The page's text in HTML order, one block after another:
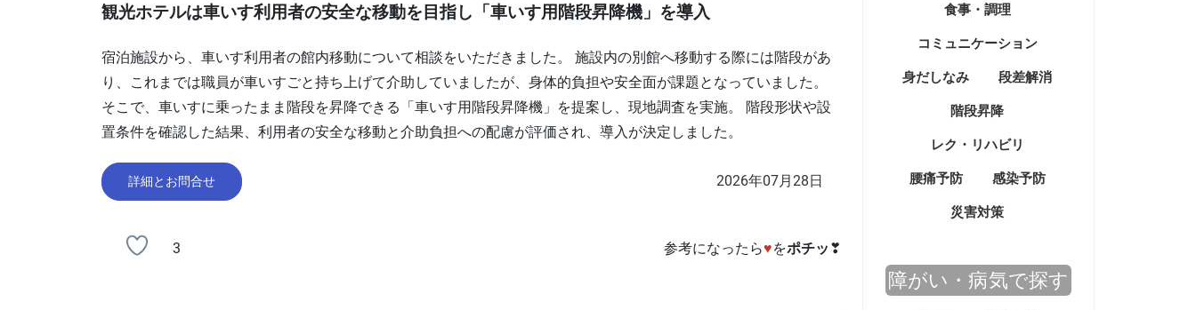
観光ホテルは車いす利用者の安全な移動を目指し「車いす用階段昇降機」を導入
宿泊施設から、車いす利用者の館内移動について相談をいただきました。 施設内の別館へ移動する際には階段があ
り、これまでは職員が車いすごと持ち上げて介助していましたが、身体的負担や安全面が課題となっていました。
そこで、車いすに乗ったまま階段を昇降できる「車いす用階段昇降機」を提案し、現地調査を実施。 階段形状や設
置条件を確認した結果、利用者の安全な移動と介助負担への配慮が評価され、導入が決定しました。
詳細とお問合せ 2026年07月28日
3 参考になったら♥をポチッ ❣
食事・調理
コミュニケーション
身だしなみ 段差解消
階段昇降
レク・リハビリ
腰痛予防 感染予防
災害対策
障がい・病気で探す